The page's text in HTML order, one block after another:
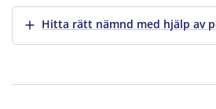
Visa merHitta rätt nämnd med hjälp av